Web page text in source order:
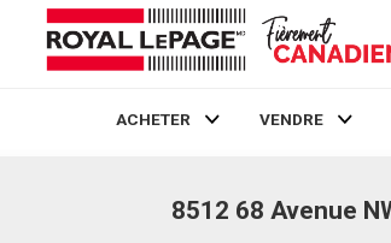
ACHETER VENDRE
8512 68 Avenue